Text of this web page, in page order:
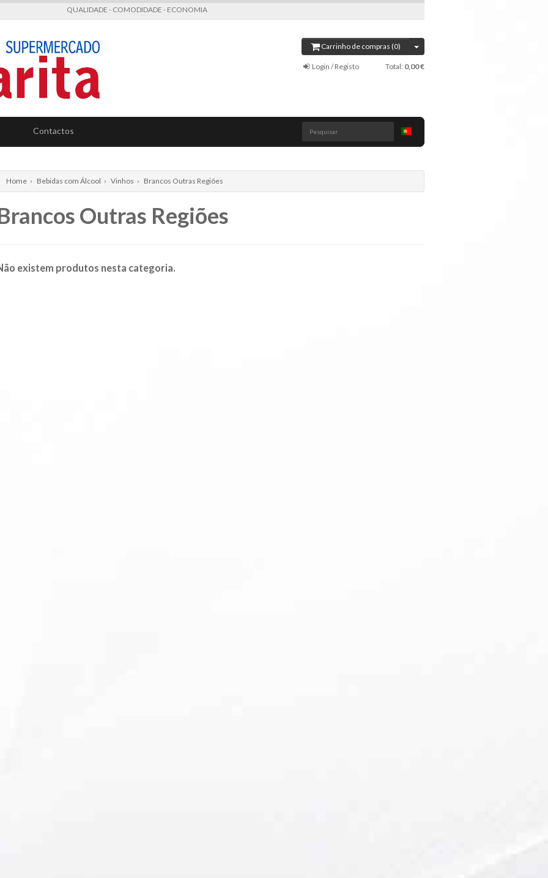
QUALIDADE - COMODIDADE - ECONOMIA
Carrinho de compras (0)
Login / Registo Total: 0,00 €
Contactos Pesquisar
Home › Bebidas com Álcool › Vinhos › Brancos Outras Regiões
Outras Regiões
existem produtos nesta categoria.